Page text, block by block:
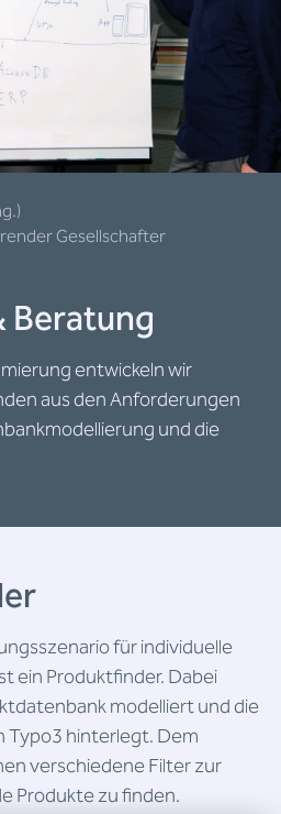
Beratung
entwickeln wir
aus den Anforderungen
und die
Gesellschafter
für individuelle
ein Produktfinder. Dabei
modelliert und die
Typo3 hinterlegt. Dem
verschiedene Filter zur
Produkte zu finden.